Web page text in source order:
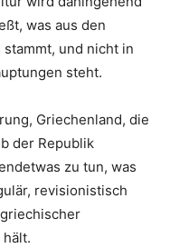
was aus den
und nicht in
steht.
Griechenland, die
der Republik
zu tun, was
revisionistisch